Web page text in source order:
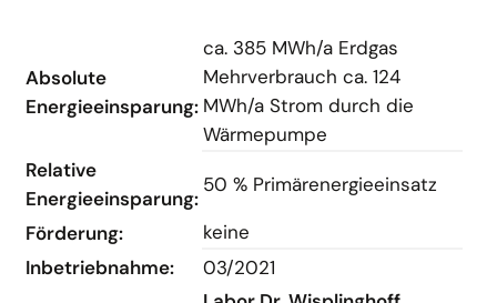
Absolute
Energieeinsparung:
ca. 385 MWh/a Erdgas
Mehrverbrauch ca. 124
MWh/a Strom durch die
Wärmepumpe
Relative
Energieeinsparung:
50 % Primärenergieeinsatz
Förderung:
keine
Inbetriebnahme:
03/2021